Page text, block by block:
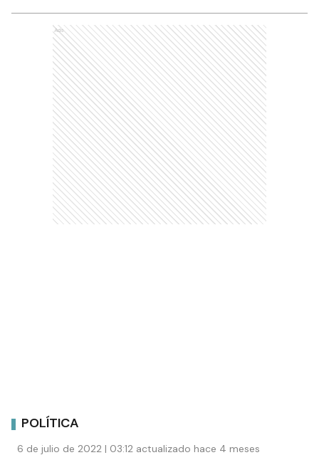
Ads
POLÍTICA
6 de julio de 2022 | 03:12 actualizado hace 4 meses